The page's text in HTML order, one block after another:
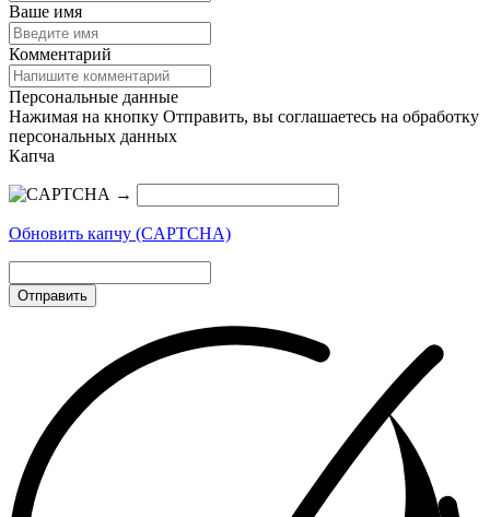
Ваше имя
Комментарий
Персональные данные
Нажимая на кнопку Отправить, вы соглашаетесь на обработку
персональных данных
Капча
→
Обновить капчу (CAPTCHA)
Отправить